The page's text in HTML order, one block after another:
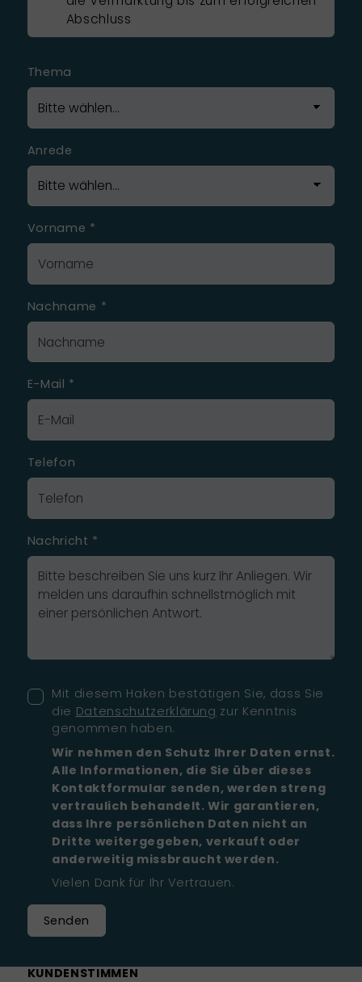
Abschluss
Thema
Anrede
Vorname *
Nachname *
E-Mail *
Telefon
Nachricht *
Mit diesem Haken bestätigen Sie, dass Sie
die Datenschutzerklärung zur Kenntnis
genommen haben.
Wir nehmen den Schutz Ihrer Daten ernst.
Alle Informationen, die Sie über dieses
Kontaktformular senden, werden streng
vertraulich behandelt. Wir garantieren,
dass Ihre persönlichen Daten nicht an
Dritte weitergegeben, verkauft oder
anderweitig missbraucht werden.
Vielen Dank für Ihr Vertrauen.
Senden
KUNDENSTIMMEN